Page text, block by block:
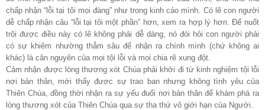
chấp nhận “lỗi tại tôi mọi đàng” như trong kinh cáo mình. Có lẽ con người
dễ chấp nhận câu “lỗi tại tôi một phần” hơn, xem ra hợp lý hơn. Để nuốt
trôi được điều này có lẽ không phải dễ dàng, nó đòi hỏi con người phải
có sự khiêm nhường thẳm sâu để nhận ra chính mình (chứ không ai
khác) là căn nguyên của mọi tội lỗi và mọi chia rẽ xung đột.
Cảm nhận được lòng thương xót Chúa phải khởi đi từ kinh nghiệm tội lỗi
nơi bản thân, mới thấy được sự trao ban nhưng không tình yêu của
Thiên Chúa, đồng thời nhận ra sự yếu đuối nơi bản thân để khám phá ra
lòng thương xót của Thiên Chúa qua sự tha thứ vô giới hạn của Người.